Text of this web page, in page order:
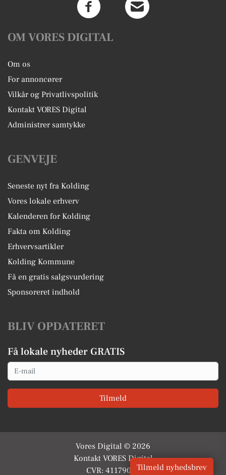
OM VORES DIGITAL
Om os
For annoncører
Vilkår og Privatlivspolitik
Kontakt VORES Digital
Administrer samtykke
GENVEJE
Seneste nyt fra Kolding
Vores lokale erhverv
Kalenderen for Kolding
Fakta om Kolding
Erhvervsartikler
Kolding Kommune
Få en gratis salgsvurdering
Sponsoreret indhold
BLIV OPDATERET
Få lokale nyheder GRATIS
Email
Tilmeld
Vores Digital © 2026
Kontakt VORES Digital
CVR: 41179082Tilmeld nyhedsbrev